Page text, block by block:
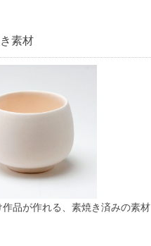
素材
作品が作れる、素焼き済みの素材